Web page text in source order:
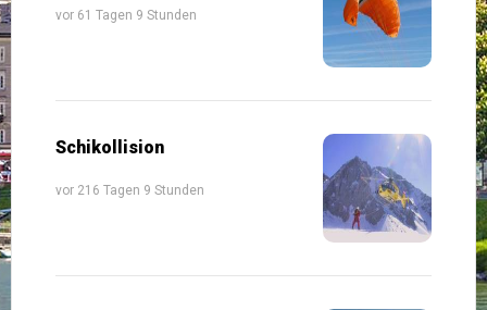
vor 61 Tagen 9 Stunden
Schikollision
vor 216 Tagen 9 Stunden